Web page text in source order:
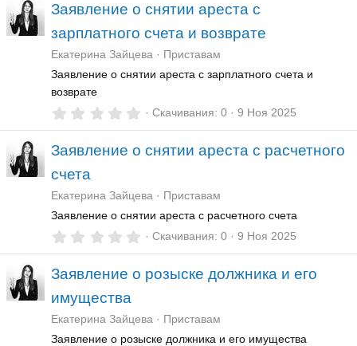
0
в
з
д
Заявление о снятии ареста с
зарплатного счета и возврате
Екатерина Зайцева
Приставам
Заявление о снятии ареста с зарплатного счета и
возврате
0
0
з
д
Скачивания 0 9 Ноя 2025
Заявление о снятии ареста с расчетного
счета
Екатерина Зайцева
Приставам
Заявление о снятии ареста с расчетного счета
0
0
з
з
д
Скачивания 0 9 Ноя 2025
Заявление о розыске должника и его
имущества
Екатерина Зайцева
Приставам
Заявление о розыске должника и его имущества